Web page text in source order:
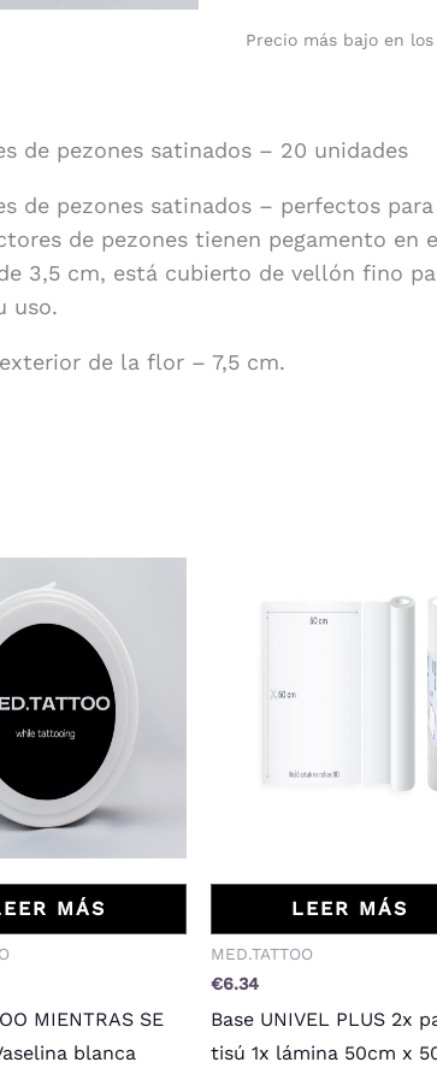
Precio más bajo en
de pezones satinados – 20 unidades
de pezones satinados – perfectos
de pezones tienen pegamento en
3,5 cm, está cubierto de vellón fino
uso.
de la flor – 7,5 cm.
MÁS
MIENTRAS SE
blanca
LEER MÁS
MED.TATTOO
€6.34
Base UNIVEL PLUS 2x
tisú 1x lámina 50cm x